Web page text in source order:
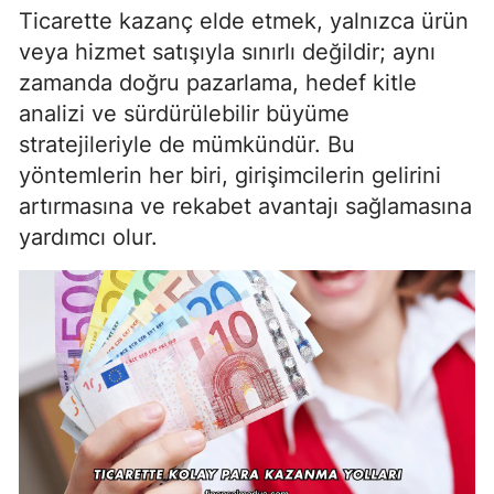
Ticarette kazanç elde etmek, yalnızca ürün
veya hizmet satışıyla sınırlı değildir; aynı
zamanda doğru pazarlama, hedef kitle
analizi ve sürdürülebilir büyüme
stratejileriyle de mümkündür. Bu
yöntemlerin her biri, girişimcilerin gelirini
artırmasına ve rekabet avantajı sağlamasına
yardımcı olur.